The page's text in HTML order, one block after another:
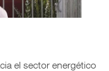
el sector energético